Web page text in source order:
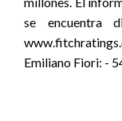
se encuentra
Emiliano Fiori: -